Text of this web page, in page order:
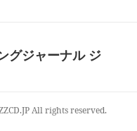
グジャーナル ジ
All rights reserved.